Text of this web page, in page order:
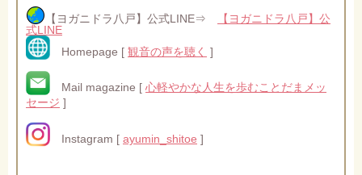
【ヨガニドラ八戸】公式LINE⇒
【ヨガニドラ八戸】公
式LINE
Homepage [ 観音の声を聴く ]
Mail magazine [ 心軽やかな人生を歩むことだまメッ
セージ ]
Instagram [ ayumin_shitoe ]